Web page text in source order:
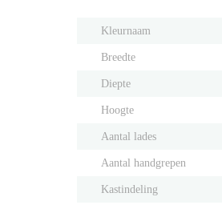
Kleurnaam
Breedte
Diepte
Hoogte
Aantal lades
Aantal handgrepen
Kastindeling